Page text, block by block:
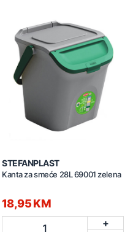
STEFANPLAST
Kanta za smeće 28L 69001 zelena
18,95 KM
1
+